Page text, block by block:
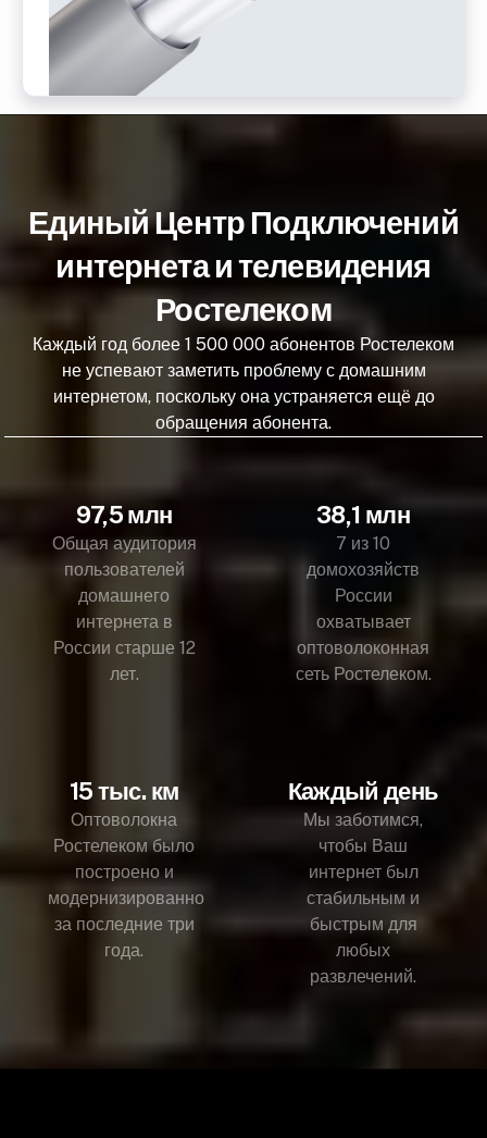
Единый Центр Подключений
интернета и телевидения
Ростелеком
Каждый год более 1 500 000 абонентов Ростелеком
не успевают заметить проблему с домашним
интернетом, поскольку она устраняется ещё до
обращения абонента.
97,5 млн
Общая аудитория
пользователей
домашнего
интернета в
России старше 12
лет.
38,1 млн
7 из 10
домохозяйств
России
охватывает
оптоволоконная
сеть Ростелеком.
15 тыс. км
Оптоволокна
Ростелеком было
построено и
модернизированно
за последние три
года.
Каждый день
Мы заботимся,
чтобы Ваш
интернет был
стабильным и
быстрым для
любых
развлечений.